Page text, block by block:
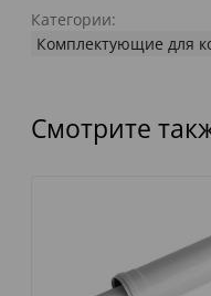
Категории:
Комплектующие для
Смотрите